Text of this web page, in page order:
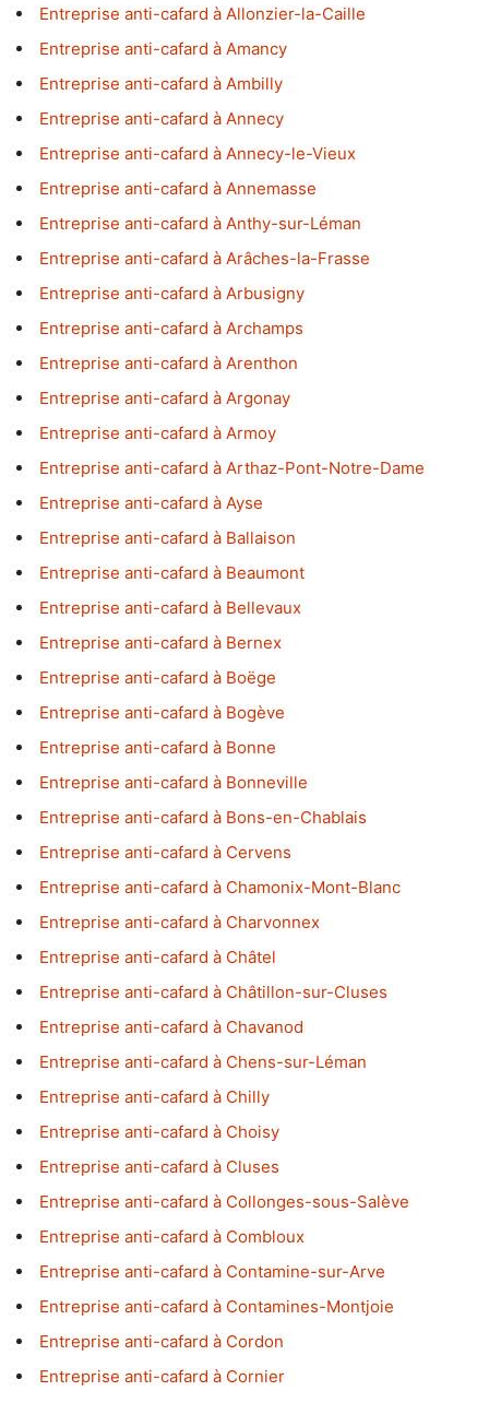
Entreprise anti-cafard à Allonzier-la-Caille
Entreprise anti-cafard à Amancy
Entreprise anti-cafard à Ambilly
Entreprise anti-cafard à Annecy
Entreprise anti-cafard à Annecy-le-Vieux
Entreprise anti-cafard à Annemasse
Entreprise anti-cafard à Anthy-sur-Léman
Entreprise anti-cafard à Arâches-la-Frasse
Entreprise anti-cafard à Arbusigny
Entreprise anti-cafard à Archamps
Entreprise anti-cafard à Arenthon
Entreprise anti-cafard à Argonay
Entreprise anti-cafard à Armoy
Entreprise anti-cafard à Arthaz-Pont-Notre-Dame
Entreprise anti-cafard à Ayse
Entreprise anti-cafard à Ballaison
Entreprise anti-cafard à Beaumont
Entreprise anti-cafard à Bellevaux
Entreprise anti-cafard à Bernex
Entreprise anti-cafard à Boëge
Entreprise anti-cafard à Bogève
Entreprise anti-cafard à Bonne
Entreprise anti-cafard à Bonneville
Entreprise anti-cafard à Bons-en-Chablais
Entreprise anti-cafard à Cervens
Entreprise anti-cafard à Chamonix-Mont-Blanc
Entreprise anti-cafard à Charvonnex
Entreprise anti-cafard à Châtel
Entreprise anti-cafard à Châtillon-sur-Cluses
Entreprise anti-cafard à Chavanod
Entreprise anti-cafard à Chens-sur-Léman
Entreprise anti-cafard à Chilly
Entreprise anti-cafard à Choisy
Entreprise anti-cafard à Cluses
Entreprise anti-cafard à Collonges-sous-Salève
Entreprise anti-cafard à Combloux
Entreprise anti-cafard à Contamine-sur-Arve
Entreprise anti-cafard à Contamines-Montjoie
Entreprise anti-cafard à Cordon
Entreprise anti-cafard à Cornier